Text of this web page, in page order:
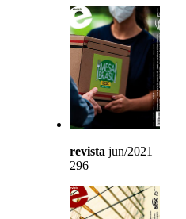
revista jun/2021
296